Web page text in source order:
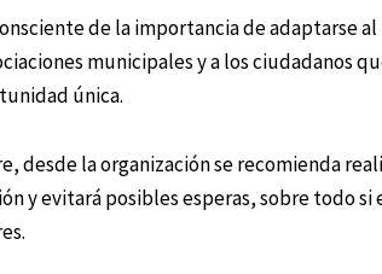
de la importancia de adaptarse
municipales y a los ciudadanos
única.
desde la organización se recomienda
y evitará posibles esperas, sobre todo